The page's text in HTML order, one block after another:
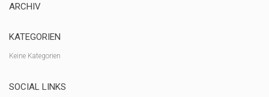
ARCHIV
KATEGORIEN
Keine Kategorien
SOCIAL LINKS